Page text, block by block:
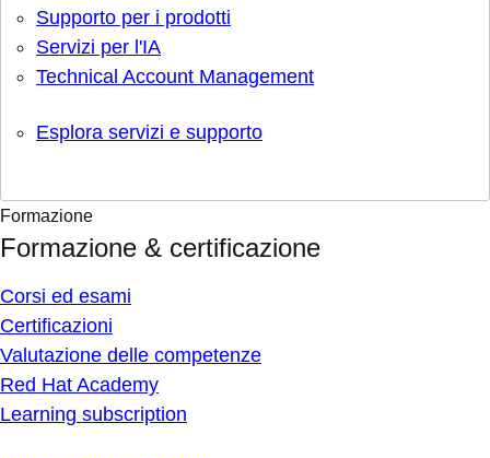
Supporto per i prodotti
Servizi per l'IA
Technical Account Management
Esplora servizi e supporto
Formazione
Formazione & certificazione
Corsi ed esami
Certificazioni
Valutazione delle competenze
Red Hat Academy
Learning subscription